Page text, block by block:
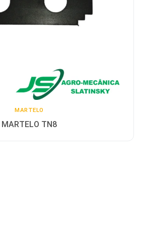
MARTELO
MARTELO TN8